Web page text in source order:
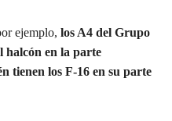
ejemplo, los A4 del Grupo
halcón en la parte
tienen los F-16 en su parte